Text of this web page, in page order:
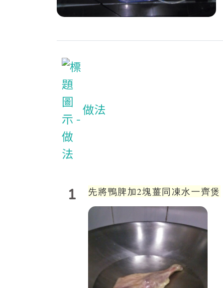
做法
1 先將鴨脾加2塊薑同凍水一齊煲